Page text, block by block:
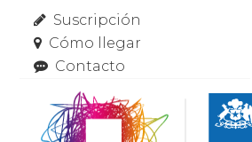
Suscripción
Cómo llegar
Contacto